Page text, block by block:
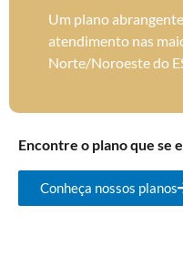
Um plano
atendimento nas
Norte/Noroeste do
Encontre o plano que se
Conheça nossos planos